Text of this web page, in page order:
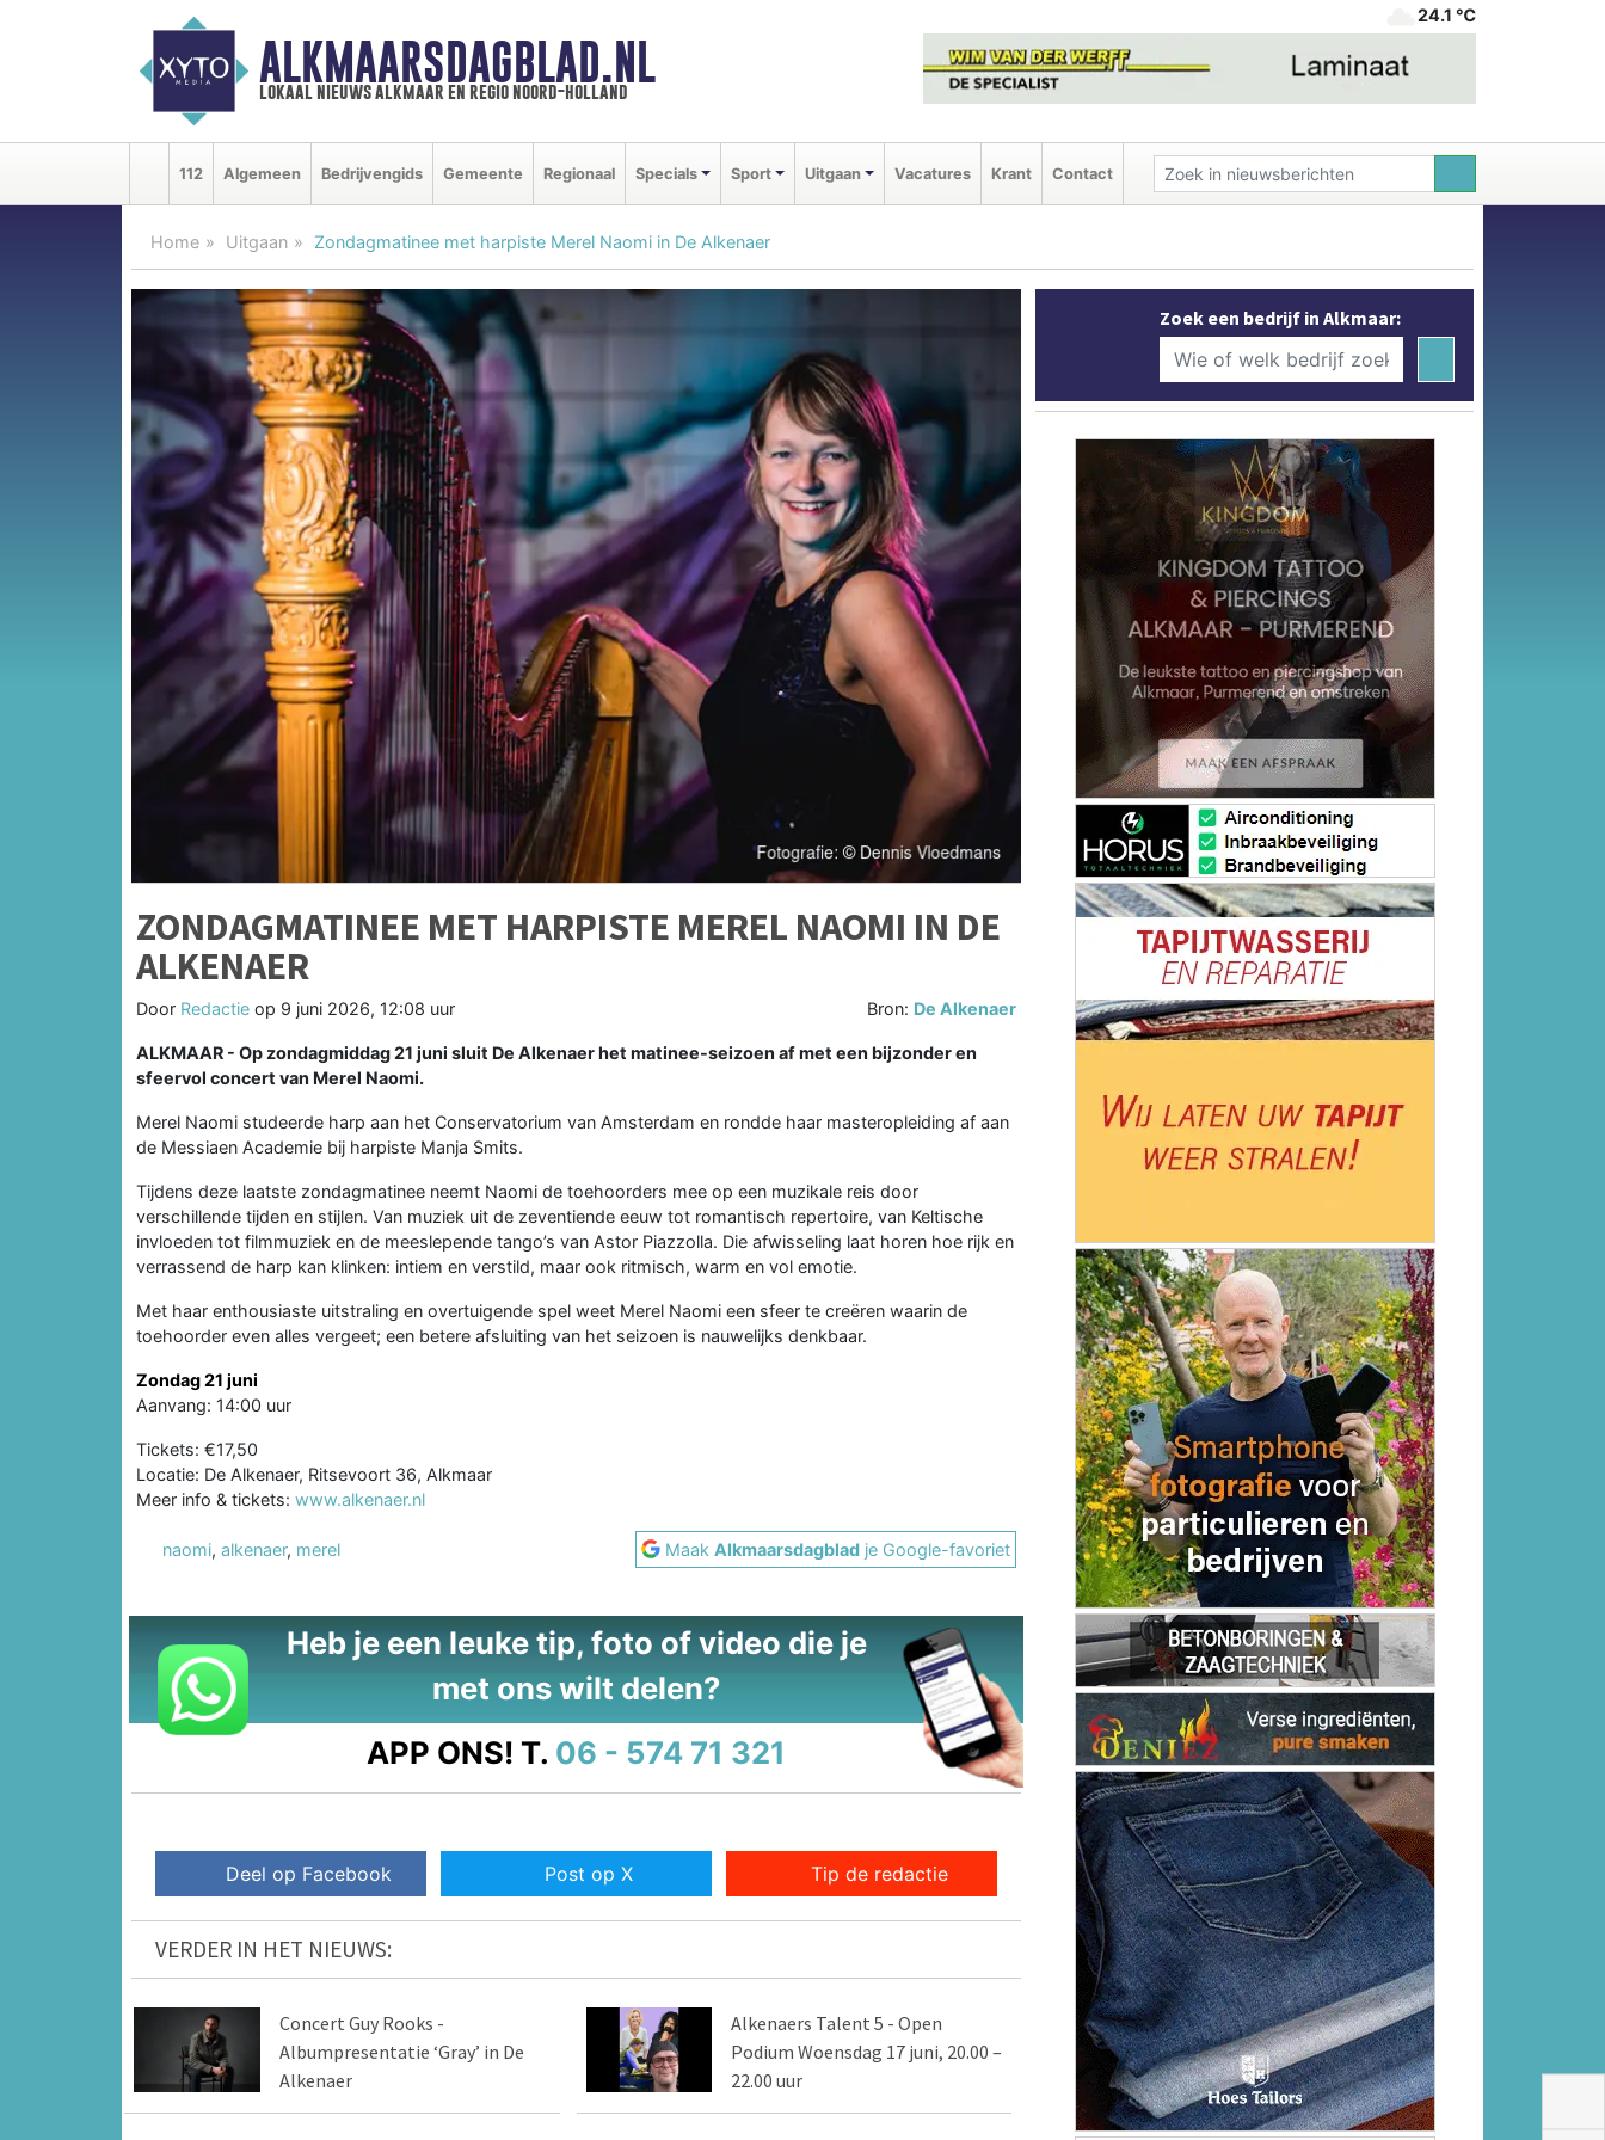
ALKMAARSDAGBLAD.NL
lokaal nieuws alkmaar en regio noord-holland
24.1 ℃
112 Algemeen Bedrijvengids Gemeente Regionaal Specials Sport Uitgaan Vacatures Krant Contact
Home Uitgaan Zondagmatinee met harpiste Merel Naomi in De Alkenaer
ZONDAGMATINEE MET HARPISTE MEREL NAOMI IN DE
ALKENAER
Door Redactie op 9 juni 2026, 12:08 uur Bron: De Alkenaer
ALKMAAR - Op zondagmiddag 21 juni sluit De Alkenaer het matinee-seizoen af met een bijzonder en
sfeervol concert van Merel Naomi.
Merel Naomi studeerde harp aan het Conservatorium van Amsterdam en rondde haar masteropleiding af aan
de Messiaen Academie bij harpiste Manja Smits.
Tijdens deze laatste zondagmatinee neemt Naomi de toehoorders mee op een muzikale reis door
verschillende tijden en stijlen. Van muziek uit de zeventiende eeuw tot romantisch repertoire, van Keltische
invloeden tot filmmuziek en de meeslepende tango’s van Astor Piazzolla. Die afwisseling laat horen hoe rijk en
verrassend de harp kan klinken: intiem en verstild, maar ook ritmisch, warm en vol emotie.
Met haar enthousiaste uitstraling en overtuigende spel weet Merel Naomi een sfeer te creëren waarin de
toehoorder even alles vergeet; een betere afsluiting van het seizoen is nauwelijks denkbaar.
Zondag 21 juni
Aanvang: 14:00 uur
Tickets: €17,50
Locatie: De Alkenaer, Ritsevoort 36, Alkmaar
Meer info & tickets: www.alkenaer.nl
naomi, alkenaer, merel MaakAlkmaarsdagblad je Google-favoriet
Heb je een leuke tip, foto of video die je
met ons wilt delen?
APP ONS! T. 06 - 574 71 321
Deel op Facebook Post op X Tip de redactie
VERDER IN HET NIEUWS:
Concert Guy Rooks -
Albumpresentatie ‘Gray’ in De
Alkenaer
Alkenaers Talent 5 - Open
Podium Woensdag 17 juni, 20.00 –
22.00 uur
Zoek een bedrijf in Alkmaar: